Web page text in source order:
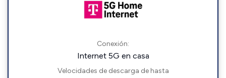
Conexión:
Internet 5G en casa
Velocidades de descarga de hasta